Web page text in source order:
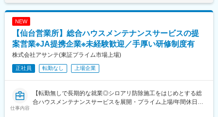
変更の範囲：会社の定める業務
な役割です。
＜将来的には＞
官公庁案件に加え、民間マーケットや官民連携（PPP/PFI）など
新しい領域にも挑戦ができます。
件をお任せします。まずは社内で業務の流れを習得し、ゆくゆく
はプロポーザル対応や新規開拓にも関わっていただきます。
NEW
【仙台営業所】総合ハウスメンテナンスサービスの提
案営業※JA提携企業※未経験歓迎／手厚い研修制度有
株式会社アサンテ(東証プライム市場上場)
正社員 転勤なし 上場企業
仕事内容
【転勤無しで長期的な就業◎シロアリ防除施工をはじめとする総
合ハウスメンテナンスサービスを展開・プライム上場/年間休日